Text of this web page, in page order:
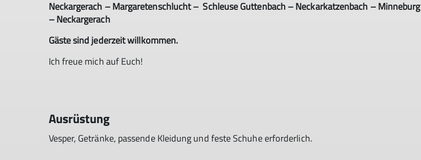
Neckargerach – Margaretenschlucht – Schleuse Guttenbach – Neckarkatzenbach – Minneburg
– Neckargerach
Gäste sind jederzeit willkommen.
Ich freue mich auf Euch!
Ausrüstung
Vesper, Getränke, passende Kleidung und feste Schuhe erforderlich.